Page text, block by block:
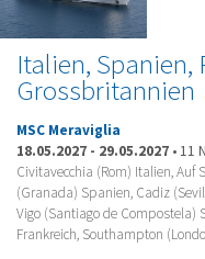
Italien, Spanien,
Grossbritannien
MSC Meraviglia
18.05.2027 - 29.05.2027 • 11
Civitavecchia (Rom) Italien, Auf
(Granada) Spanien, Cadiz
Vigo (Santiago de Compostela)
Frankreich, Southampton